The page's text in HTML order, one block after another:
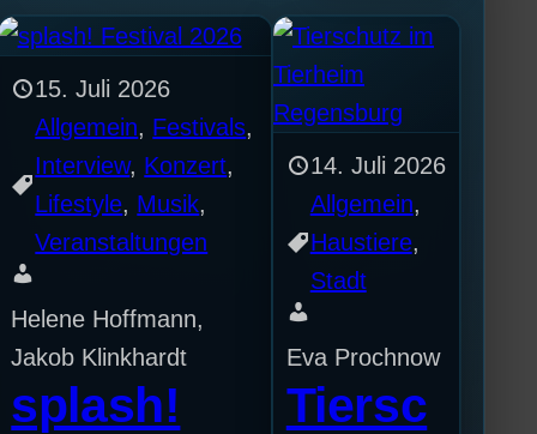
15. Juli 2026
Allgemein, Festivals
Interview, Konzert
Lifestyle, Musik
Veranstaltungen
Helene Hoffmann,
Jakob Klinkhardt
splash!
14. Juli 2026
Allgemein
Haustiere
Stadt
Eva Prochnow
Tiersc